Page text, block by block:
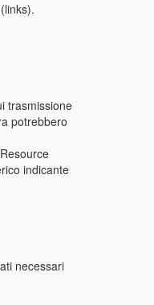
trasmissione
potrebbero
indicante
necessari